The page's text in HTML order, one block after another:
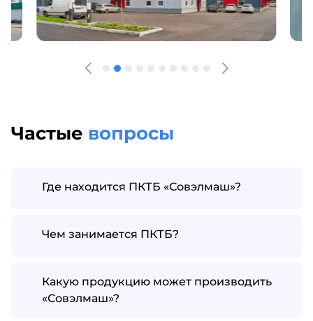
Частые вопросы
Где находится ПКТБ «Совэлмаш»?
Чем занимается ПКТБ?
Какую продукцию может производить
«Совэлмаш»?